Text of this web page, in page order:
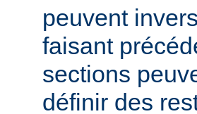
peuvent
faisant
sections
définir des